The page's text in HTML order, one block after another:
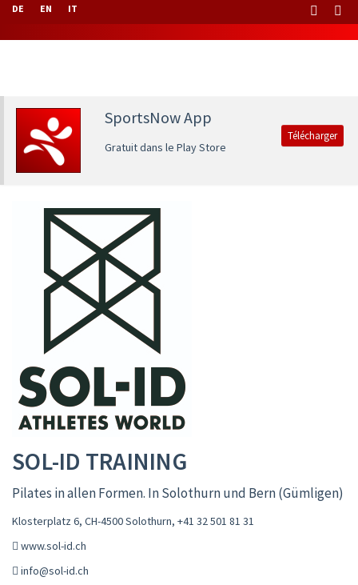
DE EN IT
SportsNow App
Gratuit dans le Play Store
Télécharger
SOL-ID TRAINING
Pilates in allen Formen. In Solothurn und Bern (Gümligen)
Klosterplatz 6, CH-4500 Solothurn, +41 32 501 81 31
www.sol-id.ch
info@sol-id.ch